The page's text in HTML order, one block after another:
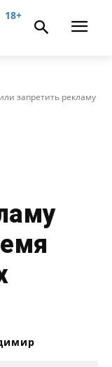
18+
запретить рекламу